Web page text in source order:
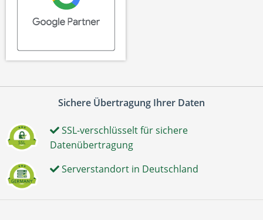
Sichere Übertragung Ihrer Daten
SSL-verschlüsselt für sichere
Datenübertragung
Serverstandort in Deutschland